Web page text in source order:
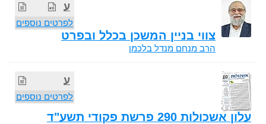
ע
לפרטים נוספים
צווי בניין המשכן בכלל ובפרט
הרב מנחם מנדל בלכמן
ע
לפרטים נוספים
עלון אשכולות 290 פרשת פקודי תשע"ד